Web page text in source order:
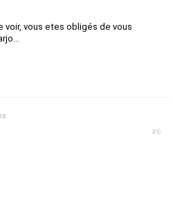
voir, vous etes obligés de vous
#6